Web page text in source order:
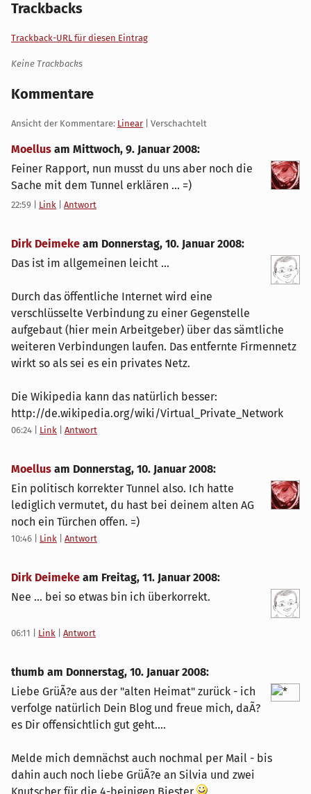
Trackbacks
Trackback-URL für diesen Eintrag
Keine Trackbacks
Kommentare
Ansicht der Kommentare: Linear | Verschachtelt
Moellus am Mittwoch, 9. Januar 2008:
Feiner Rapport, nun musst du uns aber noch die
Sache mit dem Tunnel erklären ... =)
22:59 Link Antwort
Dirk Deimeke am Donnerstag, 10. Januar 2008:
Das ist im allgemeinen leicht ...
Durch das öffentliche Internet wird eine
verschlüsselte Verbindung zu einer Gegenstelle
aufgebaut (hier mein Arbeitgeber) über das sämtliche
weiteren Verbindungen laufen. Das entfernte Firmennetz
wirkt so als sei es ein privates Netz.
Die Wikipedia kann das natürlich besser:
http://de.wikipedia.org/wiki/Virtual_Private_Network
06:24 Link Antwort
Moellus am Donnerstag, 10. Januar 2008:
Ein politisch korrekter Tunnel also. Ich hatte
lediglich vermutet, du hast bei deinem alten AG
noch ein Türchen offen. =)
10:46 Link Antwort
Dirk Deimeke am Freitag, 11. Januar 2008:
Nee ... bei so etwas bin ich überkorrekt.
06:11 Link Antwort
thumb am Donnerstag, 10. Januar 2008:
Liebe GrüÃ?e aus der "alten Heimat" zurück - ich
verfolge natürlich Dein Blog und freue mich, daÃ?
es Dir offensichtlich gut geht....
Melde mich demnächst auch nochmal per Mail - bis
dahin auch noch liebe GrüÃ?e an Silvia und zwei